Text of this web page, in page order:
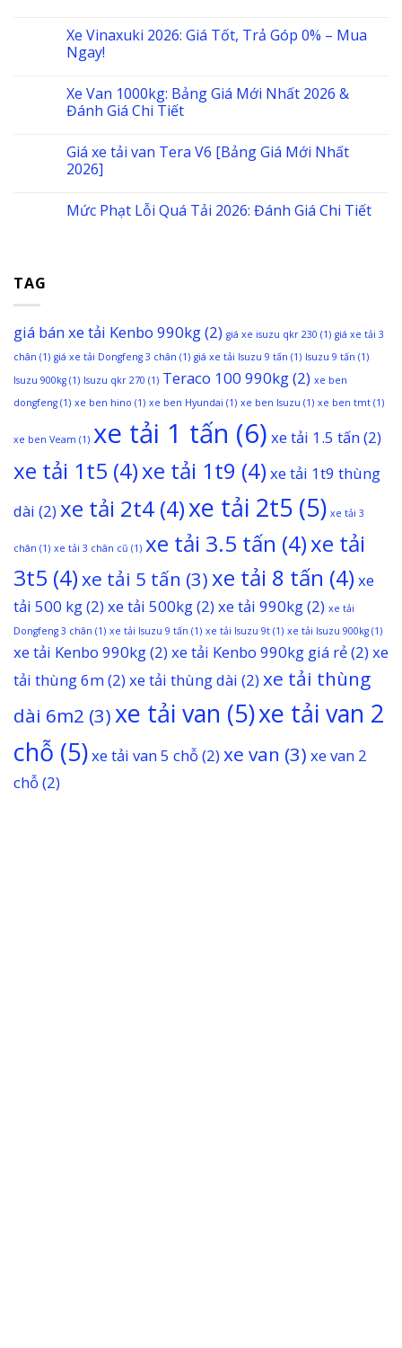
Xe Vinaxuki 2026: Giá Tốt, Trả Góp 0% – Mua
Ngay!
Xe Van 1000kg: Bảng Giá Mới Nhất 2026 &
Đánh Giá Chi Tiết
Giá xe tải van Tera V6 [Bảng Giá Mới Nhất
2026]
Mức Phạt Lỗi Quá Tải 2026: Đánh Giá Chi Tiết
TAG
giá bán xe tải Kenbo 990kg(2) giá xe isuzu qkr 230 (1) giá xe tải 3
chân (1) giá xe tải Dongfeng 3 chân (1) giá xe tải Isuzu 9 tấn (1) Isuzu 9 tấn (1)
Isuzu 900kg (1) Isuzu qkr 270 (1) Teraco 100 990kg(2) xe ben
dongfeng (1) xe ben hino (1) xe ben Hyundai (1) xe ben Isuzu (1) xe ben tmt (1)
xe ben Veam (1) xe tải 1 tấn (6) xe tải 1.5 tấn(2)
xe tải 1t5 (4)xe tải 1t9 (4) xe tải 1t9 thùng
dài (2) xe tải 2t4 (4)xe tải 2t5 (5) xe tải 3
chân (1) xe tải 3 chân cũ (1) xe tải 3.5 tấn (4)xe tải
3t5 (4)xe tải 5 tấn (3)xe tải 8 tấn (4) xe
tải 500 kg(2) xe tải 500kg(2) xe tải 990kg(2) xe tải
Dongfeng 3 chân (1) xe tải Isuzu 9 tấn (1) xe tải Isuzu 9t (1) xe tải Isuzu 900kg (1)
xe tải Kenbo 990kg(2) xe tải Kenbo 990kg giá rẻ(2) xe
tải thùng 6m(2) xe tải thùng dài (2) xe tải thùng
dài 6m2 (3)xe tải van (5)xe tải van 2
chỗ (5)xe tải van 5 chỗ(2) xe van (3) xe van 2
chỗ(2)